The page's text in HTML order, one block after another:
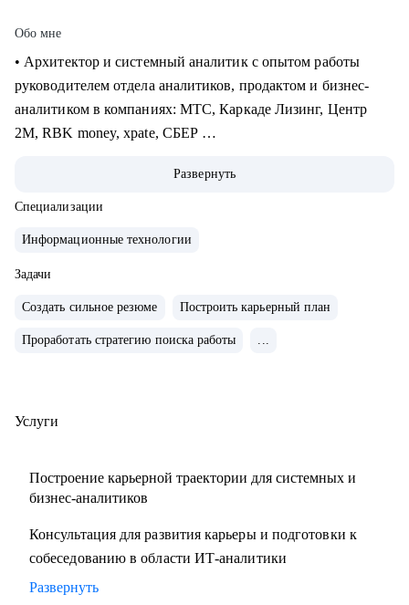
Обо мне
• Архитектор и системный аналитик с опытом работы
руководителем отдела аналитиков, продактом и бизнес-
аналитиком в компаниях: МТС, Каркаде Лизинг, Центр
2М, RBK money, xpate, СБЕР
так и на стороне ИТ разработки
• Сделал ИТ-проекты в разных сферах: банковские услуги,
управление персоналом, обслуживание оборудования,
логистика и склад.
• Спроектировал несколько систем с нуля (платежные
корпоративные системы (CRM, ERP)
• Составить план профессионального развития
• Расширить ИТ-кругозор и прокачаться по темам:
- интеграция сервисов
- проектирование API
- проектирование БД
Развернуть
Специализации
Информационные технологии
Задачи
Создать сильное резюме Построить карьерный план
Проработать стратегию поиска работы ...
Услуги
Построение карьерной траектории для системных и
бизнес-аналитиков
Консультация для развития карьеры и подготовки к
собеседованию в области ИТ-аналитики
Развернуть